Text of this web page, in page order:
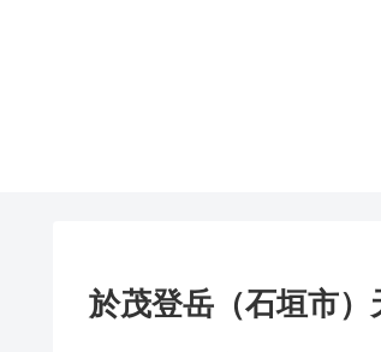
於茂登岳（石垣市